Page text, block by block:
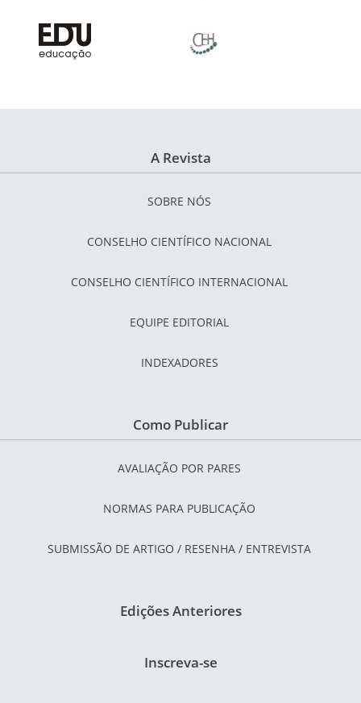
A Revista
SOBRE NÓS
CONSELHO CIENTÍFICO NACIONAL
CONSELHO CIENTÍFICO INTERNACIONAL
EQUIPE EDITORIAL
INDEXADORES
Como Publicar
AVALIAÇÃO POR PARES
NORMAS PARA PUBLICAÇÃO
SUBMISSÃO DE ARTIGO / RESENHA / ENTREVISTA
Edições Anteriores
Inscreva-se